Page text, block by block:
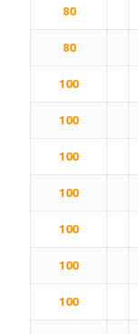
80
80
100
100
100
100
100
100
100